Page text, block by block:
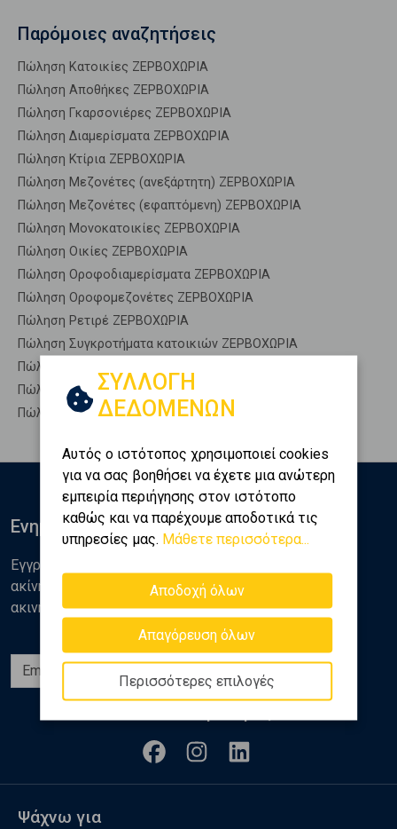
Παρόμοιες αναζητήσεις
Πώληση Κατοικίες ΖΕΡΒΟΧΩΡΙΑ
Πώληση Αποθήκες ΖΕΡΒΟΧΩΡΙΑ
Πώληση Γκαρσονιέρες ΖΕΡΒΟΧΩΡΙΑ
Πώληση Διαμερίσματα ΖΕΡΒΟΧΩΡΙΑ
Πώληση Κτίρια ΖΕΡΒΟΧΩΡΙΑ
Πώληση Μεζονέτες (ανεξάρτητη) ΖΕΡΒΟΧΩΡΙΑ
Πώληση Μεζονέτες (εφαπτόμενη) ΖΕΡΒΟΧΩΡΙΑ
Πώληση Μονοκατοικίες ΖΕΡΒΟΧΩΡΙΑ
Πώληση Οικίες ΖΕΡΒΟΧΩΡΙΑ
Πώληση Οροφοδιαμερίσματα ΖΕΡΒΟΧΩΡΙΑ
Πώληση Οροφομεζονέτες ΖΕΡΒΟΧΩΡΙΑ
Πώληση Ρετιρέ ΖΕΡΒΟΧΩΡΙΑ
Πώληση Συγκροτήματα κατοικιών ΖΕΡΒΟΧΩΡΙΑ
Πώληση Υπόγεια ΖΕΡΒΟΧΩΡΙΑ
Πώληση Υπόσκαφα ΖΕΡΒΟΧΩΡΙΑ
Πώληση Υπολ. υψουν ΖΕΡΒΟΧΩΡΙΑ
ΣΥΛΛΟΓΗ
ΔΕΔΟΜΕΝΩΝ
Αυτός ο ιστότοπος χρησιμοποιεί cookies
για να σας βοηθήσει να έχετε μια ανώτερη
εμπειρία περιήγησης στον ιστότοπο
καθώς και να παρέχουμε αποδοτικά τις
υπηρεσίες μας. Μάθετε περισσότερα...
Αποδοχή όλων
Απαγόρευση όλων
Περισσότερες επιλογές
Ενημερωθείτε
Εγγραφείτε στο newsletter της Golden Home για νέα
ακίνητα, αναλύσεις και διάφορα θέματα της αγοράς
ακινήτων
Ψάχνω για